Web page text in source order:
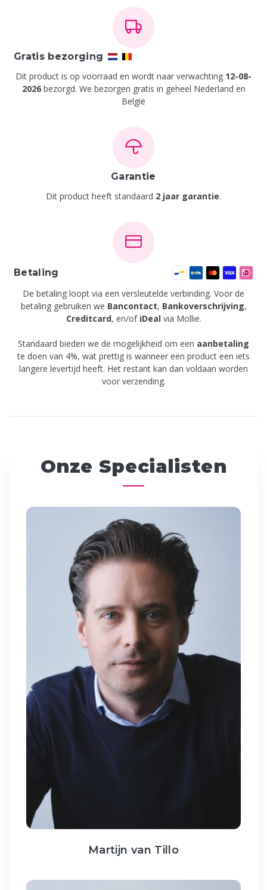
Gratis bezorging
Dit product is op voorraad en wordt naar verwachting 12-08-
2026bezorgd. We bezorgen gratis in geheel Nederland en
België
Garantie
Dit product heeft standaard 2 jaar garantie.
Betaling
De betaling loopt via een versleutelde verbinding. Voor de
betaling gebruiken we Bancontact, Bankoverschrijving,
Creditcard, en/of iDeal via Mollie.
Standaard bieden we de mogelijkheid om een aanbetaling
te doen van 4%, wat prettig is wanneer een product een iets
langere levertijd heeft. Het restant kan dan voldaan worden
voor verzending.
Onze Specialisten
Martijn van Tillo